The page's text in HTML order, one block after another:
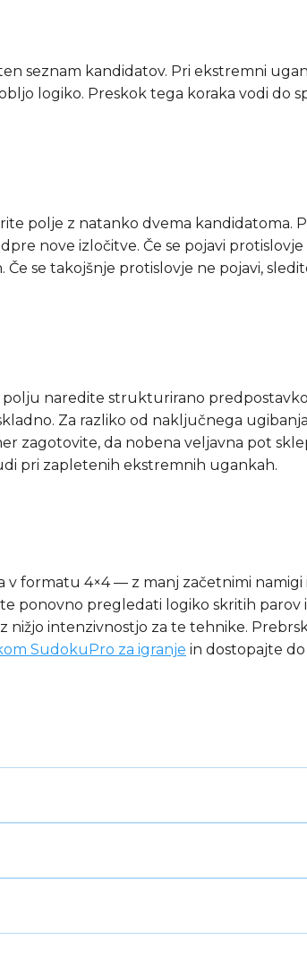
seznam kandidatov. Pri ekstremni
logiko. Preskok tega koraka vodi do
polje z natanko dvema kandidatoma.
nove izločitve. Če se pojavi
se takojšnje protislovje ne pojavi,
naredite strukturirano
Za razliko od naključnega
zagotovite, da nobena veljavna pot
pri zapletenih ekstremnih ugankah.
v formatu 4×4 — z manj začetnimi
ponovno pregledati logiko skritih parov
nižjo intenzivnostjo za te tehnike.
SudokuPro za igranje in dostopajte
sestavljanje in preverjanje
izčrpno sledite vsem prisilnim
za nadzorovan, strukturiran